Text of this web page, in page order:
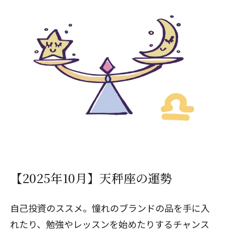
【2025年10月】天秤座の運勢
自己投資のススメ。憧れのブランドの品を手に入
れたり、勉強やレッスンを始めたりするチャンス